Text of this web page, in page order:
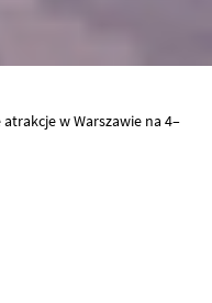
w Warszawie na 4–